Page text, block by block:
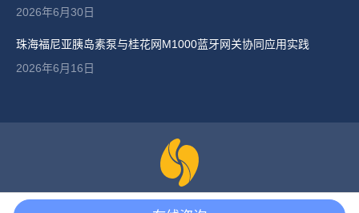
2026年6月30日
珠海福尼亚胰岛素泵与桂花网M1000蓝牙网关协同应用实践
2026年6月16日
版权所有 © 2024 北京桂花网科技有限公司 京ICP备15040011号-2.